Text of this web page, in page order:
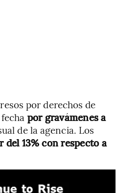
por derechos de
por gravámenes a
de la agencia. Los
13% con respecto a